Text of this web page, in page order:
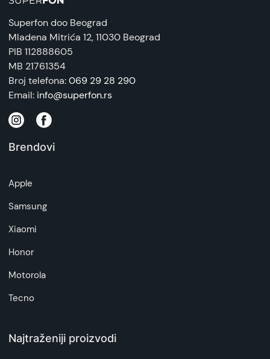
Zemlja porekla:
Vietnam
Prava potrošača:
Zagarantovana sva prava kupaca po osnovu
zakona o zaštiti potrošača. Detaljnije o ugovoru
ovde
Napomena:
da garantuje da su svi podaci apsolutno ispravni.
Superfon doo Beograd
Mladena Mitrića 12, 11030 Beograd
PIB 112888605
MB 21761354
Broj telefona:069 29 28 290
Email: info@superfon.rs
Brendovi
Apple
Samsung
Xiaomi
Honor
Motorola
Tecno
Najtraženiji proizvodi